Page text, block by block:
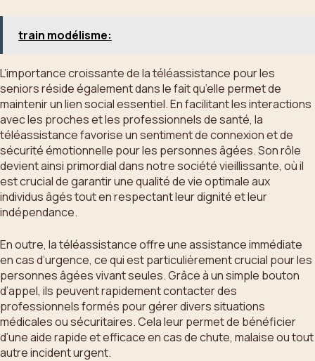
train modélisme:
L’importance croissante de la téléassistance pour les
seniors réside également dans le fait qu’elle permet de
maintenir un lien social essentiel. En facilitant les interactions
avec les proches et les professionnels de santé, la
téléassistance favorise un sentiment de connexion et de
sécurité émotionnelle pour les personnes âgées. Son rôle
devient ainsi primordial dans notre société vieillissante, où il
est crucial de garantir une qualité de vie optimale aux
individus âgés tout en respectant leur dignité et leur
indépendance.
En outre, la téléassistance offre une assistance immédiate
en cas d’urgence, ce qui est particulièrement crucial pour les
personnes âgées vivant seules. Grâce à un simple bouton
d’appel, ils peuvent rapidement contacter des
professionnels formés pour gérer divers situations
médicales ou sécuritaires. Cela leur permet de bénéficier
d’une aide rapide et efficace en cas de chute, malaise ou tout
autre incident urgent.